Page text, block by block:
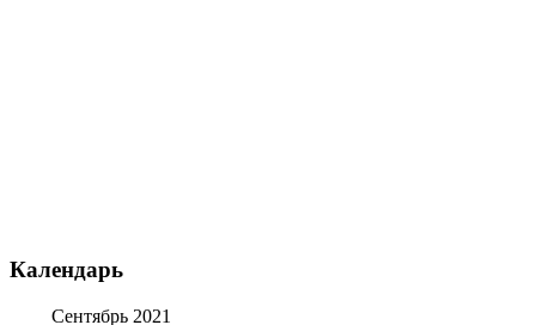
Календарь
Сентябрь 2021